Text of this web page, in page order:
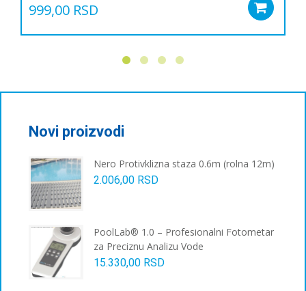
999,00 RSD
Novi proizvodi
Nero Protivklizna staza 0.6m (rolna 12m)
2.006,00 RSD
PoolLab® 1.0 – Profesionalni Fotometar
za Preciznu Analizu Vode
15.330,00 RSD